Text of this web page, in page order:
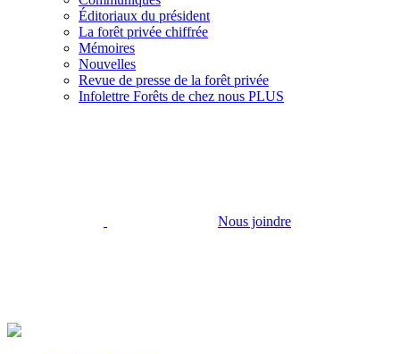
Éditoriaux du président
La forêt privée chiffrée
Mémoires
Nouvelles
Revue de presse de la forêt privée
Infolettre Forêts de chez nous PLUS
Nous joindre